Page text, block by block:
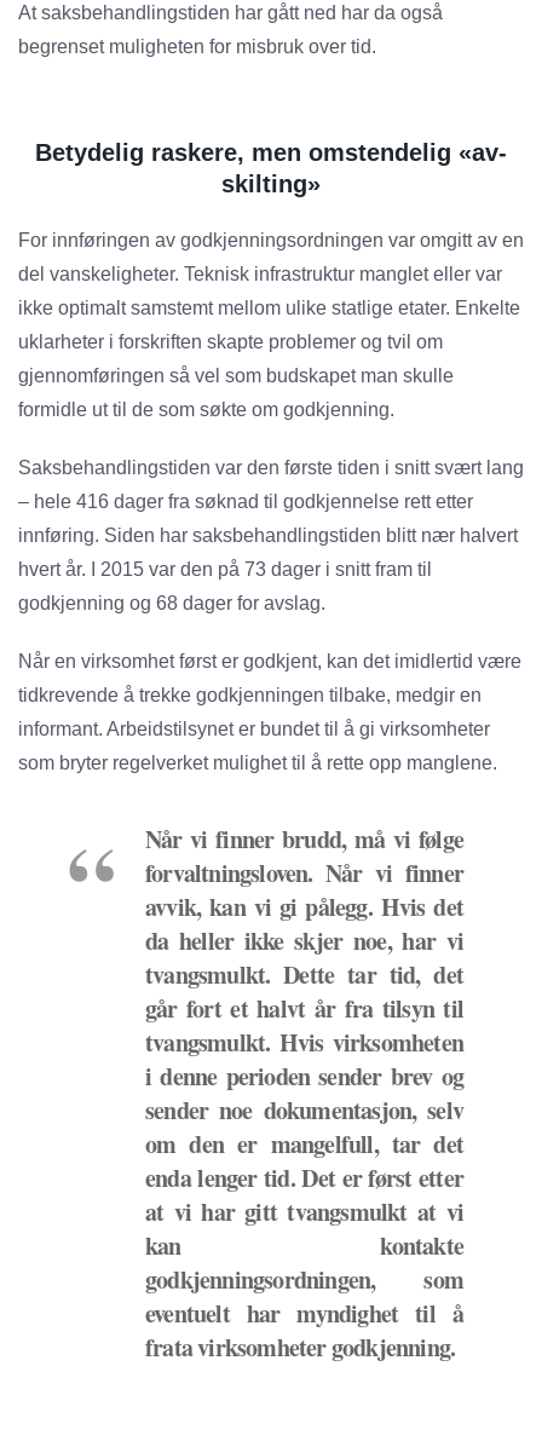
At saksbehandlingstiden har gått ned har da også
begrenset muligheten for misbruk over tid.
Betydelig raskere, men omstendelig «av-
skilting»
For innføringen av godkjenningsordningen var omgitt av en
del vanskeligheter. Teknisk infrastruktur manglet eller var
ikke optimalt samstemt mellom ulike statlige etater. Enkelte
uklarheter i forskriften skapte problemer og tvil om
gjennomføringen så vel som budskapet man skulle
formidle ut til de som søkte om godkjenning.
Saksbehandlingstiden var den første tiden i snitt svært lang
– hele 416 dager fra søknad til godkjennelse rett etter
innføring. Siden har saksbehandlingstiden blitt nær halvert
hvert år. I 2015 var den på 73 dager i snitt fram til
godkjenning og 68 dager for avslag.
Når en virksomhet først er godkjent, kan det imidlertid være
tidkrevende å trekke godkjenningen tilbake, medgir en
informant. Arbeidstilsynet er bundet til å gi virksomheter
som bryter regelverket mulighet til å rette opp manglene.
Når vi finner brudd, må vi følge
forvaltningsloven. Når vi finner
avvik, kan vi gi pålegg. Hvis det
da heller ikke skjer noe, har vi
tvangsmulkt. Dette tar tid, det
går fort et halvt år fra tilsyn til
tvangsmulkt. Hvis virksomheten
i denne perioden sender brev og
sender noe dokumentasjon, selv
om den er mangelfull, tar det
enda lenger tid. Det er først etter
at vi har gitt tvangsmulkt at vi
kan kontakte
godkjenningsordningen, som
eventuelt har myndighet til å
frata virksomheter godkjenning.